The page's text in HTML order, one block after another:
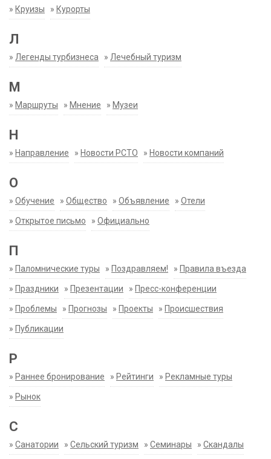
» Круизы » Курорты
Л
» Легенды турбизнеса » Лечебный туризм
М
» Маршруты » Мнение » Музеи
Н
» Направление » Новости РСТО » Новости компаний
О
» Обучение » Общество » Объявление » Отели
» Открытое письмо » Официально
П
» Паломнические туры » Поздравляем! » Правила въезда
» Праздники » Презентации » Пресс-конференции
» Проблемы » Прогнозы » Проекты » Происшествия
» Публикации
Р
» Раннее бронирование » Рейтинги » Рекламные туры
» Рынок
С
» Санатории » Сельский туризм » Семинары » Скандалы